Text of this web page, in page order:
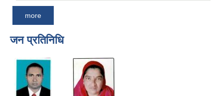
more
जन प्रतिनिधि